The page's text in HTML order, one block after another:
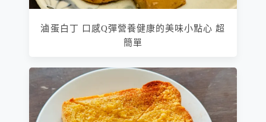
滷蛋白丁 口感Q彈營養健康的美味小點心 超
簡單